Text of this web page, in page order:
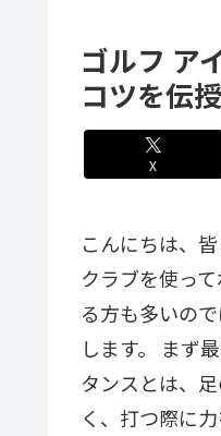
ゴルフ ア
コツを伝
X
こんにちは、
クラブを使っ
る方も多いの
します。 まず
タンスとは、
く、打つ際に